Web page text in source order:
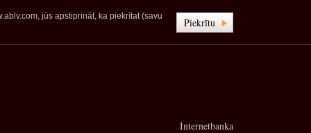
jūs apstiprināt, ka piekrītat (savu
Piekrītu
Internetbanka